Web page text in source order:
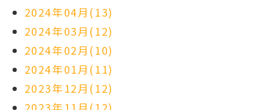
2024年04月(13)
2024年03月(12)
2024年02月(10)
2024年01月(11)
2023年12月(12)